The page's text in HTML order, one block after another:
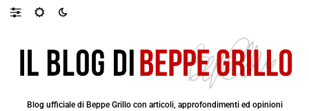
Blog ufficiale di Beppe Grillo con articoli, approfondimenti ed opinioni